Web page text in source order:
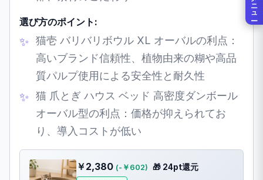
選び方のポイント:
猫壱 バリバリボウル XL オーバルの利点：
高いブランド信頼性、植物由来の糊や高品
質パルプ使用による安全性と耐久性
猫 爪とぎ ハウス ベッド 高密度ダンボール
オーバル型の利点：価格が抑えられてお
り、導入コストが低い
￥2,380 (-￥602) 🎁 24pt還元